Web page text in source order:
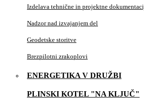
Izdelava tehnične in projektne
Nadzor nad izvajanjem del
Geodetske storitve
Brezpilotni zrakoplovi
ENERGETIKA V DRUŽBI
PLINSKI KOTEL "NA KLJUČ"